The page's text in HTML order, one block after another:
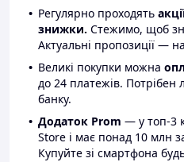
Регулярно проходять
знижки. Стежимо, щоб
Актуальні пропозиції —
Великі покупки можна
до 24 платежів. Потрібен
банку.
Додаток Prom — у топ-3
Store і має понад 10 млн
Купуйте зі смартфона